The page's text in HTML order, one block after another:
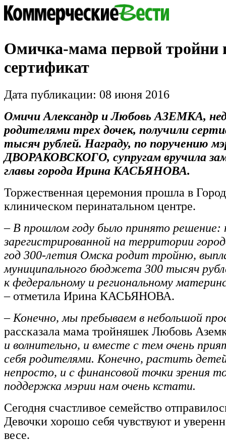
Омичка-мама первой тройни
сертификат
Дата публикации: 08 июня 2016
Омичи Александр и Любовь АЗЕМКА,
родителями трех дочек, получили
тысяч рублей. Награду, по поручению
ДВОРАКОВСКОГО, супругам вручила
главы города Ирина КАСЬЯНОВА.
Торжественная церемония прошла в
клиническом перинатальном центре.
– В прошлом году было принято решение:
зарегистрированной на территории
год 300-летия Омска родит тройню,
муниципального бюджета 300 тысяч
к федеральному и региональному
– отметила Ирина КАСЬЯНОВА.
– Конечно, мы пребываем в небольшой
рассказала мама тройняшек Любовь
и волнительно, и вместе с тем очень
себя родителями. Конечно, растить
непросто, и с финансовой точки зрения
поддержка мэрии нам очень кстати.
Сегодня счастливое семейство
Девочки хорошо себя чувствуют и
весе.